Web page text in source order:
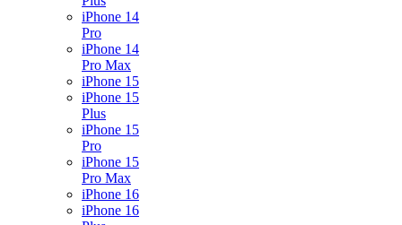
iPhone 14
Pro
iPhone 14
Pro Max
iPhone 15
iPhone 15
Plus
iPhone 15
Pro
iPhone 15
Pro Max
iPhone 16
iPhone 16